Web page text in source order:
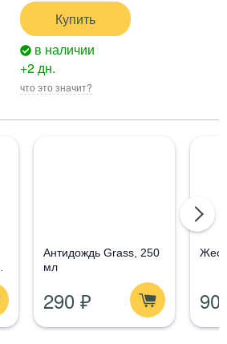
Купить
в наличии
+2 дн.
что это значит?
Антидождь Grass, 250
мл
290 ₽ 90